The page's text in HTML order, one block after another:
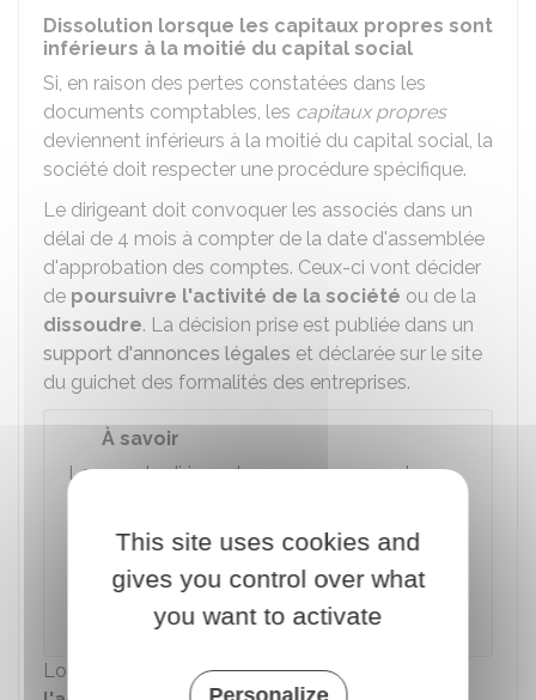
Dissolution lorsque les capitaux propres sont
inférieurs à la moitié du capital social
Si, en raison des pertes constatées dans les
documents comptables, les capitaux propres
deviennent inférieurs à la moitié du capital social, la
société doit respecter une procédure spécifique.
Le dirigeant doit convoquer les associés dans un
délai de 4 mois à compter de la date d'assemblée
d'approbation des comptes. Ceux-ci vont décider
de poursuivre l'activité de la société ou de la
dissoudre. La décision prise est publiée dans un
support d'annonces légales et déclarée sur le site
du guichet des formalités des entreprises.
À savoir
Lorsque le dirigeant ne convoque pas les
de la date d'assemblée d'approbation des
un associé) peut demander au tribunal de
commerce la dissolution de la société.
Lorsque les associés décident de
This site uses cookies and
gives you control over what
you want to activate
Personalize